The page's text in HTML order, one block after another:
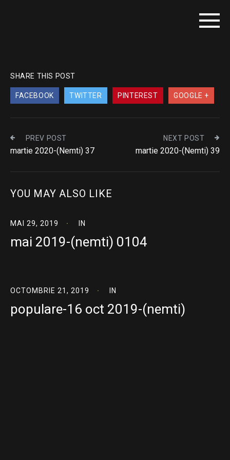
SHARE THIS POST
FACEBOOK TWITTER PINTEREST GOOGLE +
PREV POST
martie 2020-(Nemti) 37
NEXT POST
martie 2020-(Nemti) 39
YOU MAY ALSO LIKE
MAI 29, 2019 IN
mai 2019-(nemti) 0104
OCTOMBRIE 21, 2019 IN
populare-16 oct 2019-(nemti)